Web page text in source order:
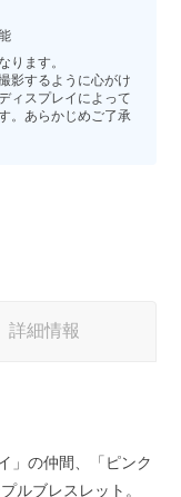
ります。
影するように心がけ
ィスプレイによって
。あらかじめご了承
詳細情報
」の仲間、「ピンク
ルブレスレット。